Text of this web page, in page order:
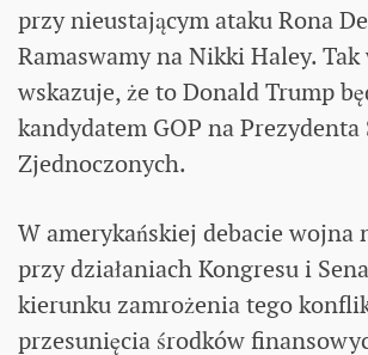
przy nieustającym ataku Rona
Ramaswamy na Nikki Haley.
wskazuje, że to Donald Trump
kandydatem GOP na Prezydenta
Zjednoczonych.
W amerykańskiej debacie wojna
przy działaniach Kongresu i
kierunku zamrożenia tego
przesunięcia środków